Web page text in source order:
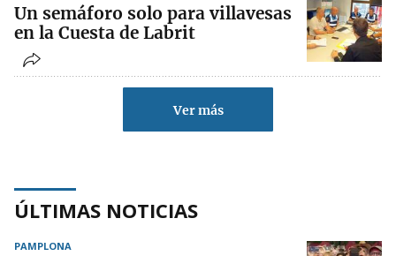
Un semáforo solo para villavesas
en la Cuesta de Labrit
Ver más
ÚLTIMAS NOTICIAS
PAMPLONA